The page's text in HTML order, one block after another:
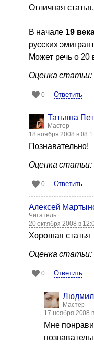
Отличная статья.
В начале 19
русских
Может речь о 20
Оценка статьи:
0 Ответить
Татьяна
Мастер
18 ноября 2008 в
Познавательно!
Оценка статьи:
0 Ответить
Алексей
Читатель
20 октября 2008 в
Хорошая статья
Оценка статьи:
0 Ответить
Мастер
17 ноября 2008
Мне